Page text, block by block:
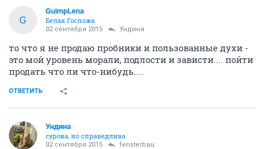
G
GuimpLena
Белая Госпожа
02 сентября 2015 Ундинa
то что я не продаю пробники и пользованные духи -
это мой уровень морали, подлости и зависти.... пойти
продать что ли что-нибудь....
ОТВЕТИТЬ
Ундинa
сурова, но справедлива
02 сентября 2015 fensterbau